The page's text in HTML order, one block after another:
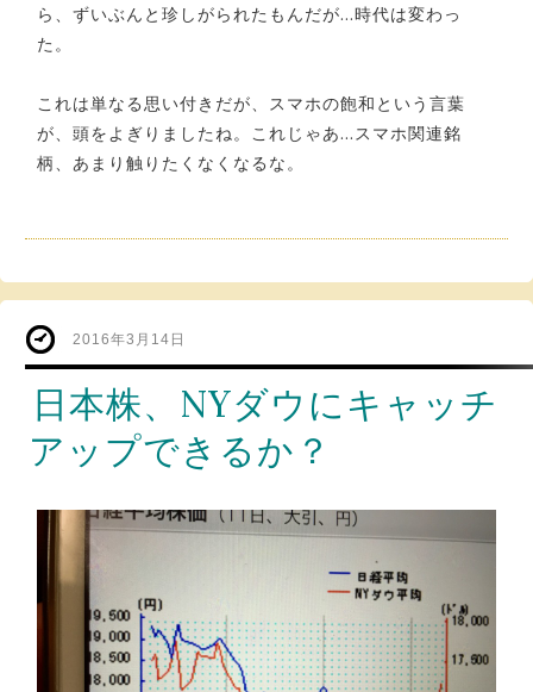
ら、ずいぶんと珍しがられたもんだが…時代は変わっ
た。
これは単なる思い付きだが、スマホの飽和という言葉
が、頭をよぎりましたね。これじゃあ…スマホ関連銘
柄、あまり触りたくなくなるな。
2016年3月14日
日本株、NYダウにキャッチ
アップできるか？